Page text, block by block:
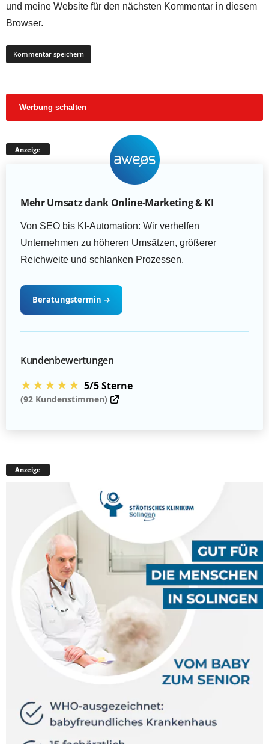
und meine Website für den nächsten Kommentar in diesem
Browser.
Werbung schalten
Anzeige
Mehr Umsatz dank Online-Marketing & KI
Von SEO bis KI-Automation: Wir verhelfen
Unternehmen zu höheren Umsätzen, größerer
Reichweite und schlanken Prozessen.
Beratungstermin →
Kundenbewertungen
★★★★★ 5/5 Sterne
(92 Kundenstimmen)
Anzeige